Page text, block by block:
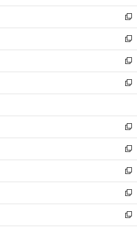
開
く
ウ
で
開
く
ン
ド
ウ
で
開
く
ウ
ィ
ン
ド
ウ
で
開
く
し
い
ウ
ィ
ン
ド
ウ
で
開
新
し
い
ウ
ィ
ン
ド
ウ
開
く
新
し
い
ウ
ィ
ン
ウ
で
開
く
新
し
い
ウ
ン
ド
ウ
で
開
く
新
し
ウ
ィ
ン
ド
ウ
で
開
く
新
し
い
ウ
ィ
ン
ド
ウ
で
開
新
し
い
ウ
ィ
ン
ド
ウ
新
し
い
ウ
ィ
ン
新
し
い
ウ
新
し